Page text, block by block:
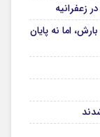
به بارش، اما نه پایان